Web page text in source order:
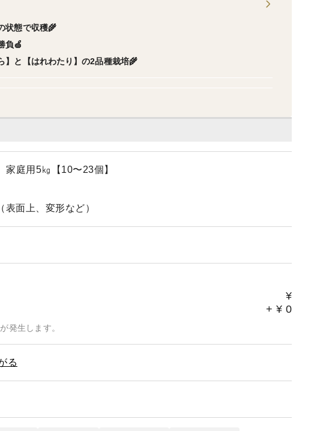
庭用5㎏【10〜23個】
表面上、変形など）
¥
+ ¥ 0
発生します。
る
状態で収穫🌾
負🍏
】と【はれわたり】の2品種栽培🌾